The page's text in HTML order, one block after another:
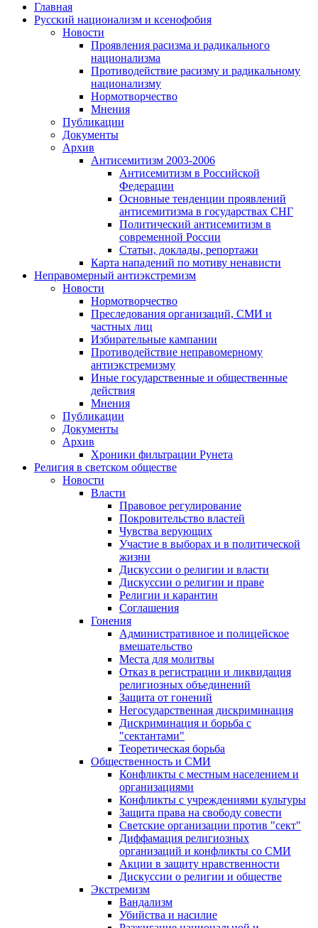
Главная
Русский национализм и ксенофобия
Новости
Проявления расизма и радикального
национализма
Противодействие расизму и радикальному
национализму
Нормотворчество
Мнения
Публикации
Документы
Архив
Антисемитизм 2003-2006
Антисемитизм в Российской
Федерации
Основные тенденции проявлений
антисемитизма в государствах СНГ
Политический антисемитизм в
современной России
Статьи, доклады, репортажи
Карта нападений по мотиву ненависти
Неправомерный антиэкстремизм
Новости
Нормотворчество
Преследования организаций, СМИ и
частных лиц
Избирательные кампании
Противодействие неправомерному
антиэкстремизму
Иные государственные и общественные
действия
Мнения
Публикации
Документы
Архив
Хроники фильтрации Рунета
Религия в светском обществе
Новости
Власти
Правовое регулирование
Покровительство властей
Чувства верующих
Участие в выборах и в политической
жизни
Дискуссии о религии и власти
Дискуссии о религии и праве
Религии и карантин
Соглашения
Гонения
Административное и полицейское
вмешательство
Места для молитвы
Отказ в регистрации и ликвидация
религиозных объединений
Защита от гонений
Негосударственная дискриминация
Дискриминация и борьба с
"сектантами"
Теоретическая борьба
Общественность и СМИ
Конфликты с местным населением и
организациями
Конфликты с учреждениями культуры
Защита права на свободу совести
Светские организации против "сект"
Диффамация религиозных
организаций и конфликты со СМИ
Акции в защиту нравственности
Дискуссии о религии и обществе
Экстремизм
Вандализм
Убийства и насилие